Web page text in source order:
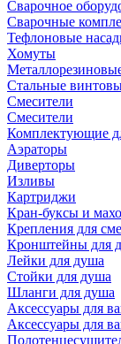
Сварочное
Сварочные
Тефлоновые
Хомуты
Стальные
Смесители
Смесители
Комплектующие
Аэраторы
Диверторы
Изливы
Картриджи
Кран-буксы и
Крепления для
Кронштейны для
Лейки для душа
Стойки для душа
Шланги для душа
Аксессуары для
Аксессуары для